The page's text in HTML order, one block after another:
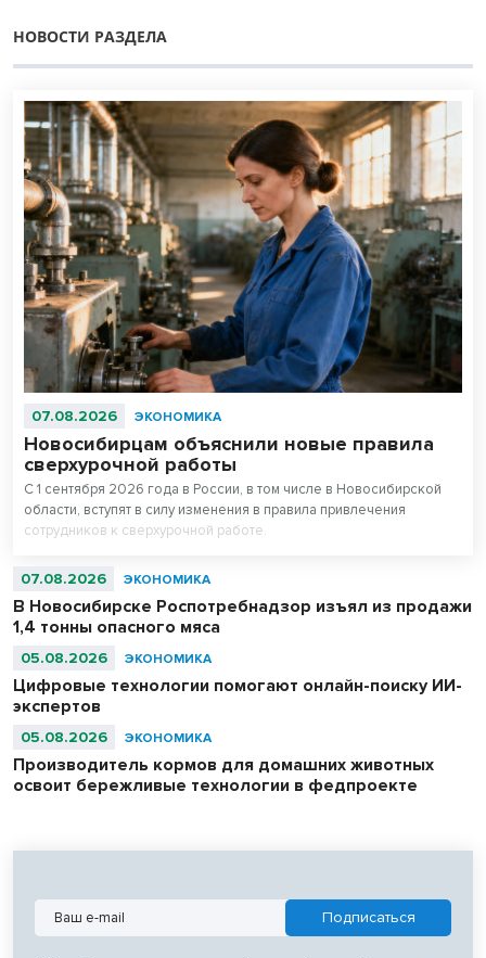
НОВОСТИ РАЗДЕЛА
07.08.2026 ЭКОНОМИКА
Новосибирцам объяснили новые правила
сверхурочной работы
С 1 сентября 2026 года в России, в том числе в Новосибирской
области, вступят в силу изменения в правила привлечения
сотрудников к сверхурочной работе.
07.08.2026 ЭКОНОМИКА
В Новосибирске Роспотребнадзор изъял из продажи
1,4 тонны опасного мяса
05.08.2026 ЭКОНОМИКА
Цифровые технологии помогают онлайн-поиску ИИ-
экспертов
05.08.2026 ЭКОНОМИКА
Производитель кормов для домашних животных
освоит бережливые технологии в федпроекте